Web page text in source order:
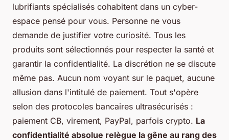
lubrifiants spécialisés cohabitent dans un cyber-
espace pensé pour vous. Personne ne vous
demande de justifier votre curiosité. Tous les
produits sont sélectionnés pour respecter la santé et
garantir la confidentialité. La discrétion ne se discute
même pas. Aucun nom voyant sur le paquet, aucune
allusion dans l'intitulé de paiement. Tout s'opère
selon des protocoles bancaires ultrasécurisés :
paiement CB, virement, PayPal, parfois crypto. La
confidentialité absolue relègue la gêne au rang des